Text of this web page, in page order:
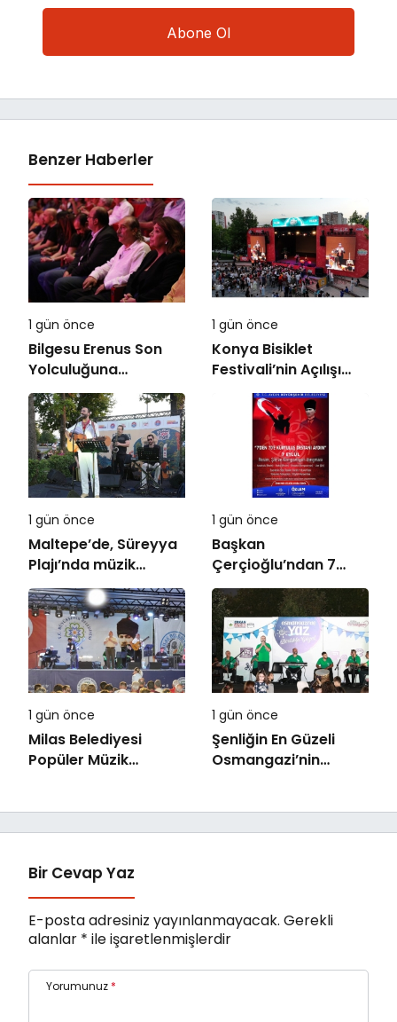
Benzer Haberler
1 gün önce
Bilgesu Erenus Son
Yolculuğuna
Uğurlandı
1 gün önce
Konya Bisiklet
Festivali’nin Açılışı
Coşkuyla Gerçekleşti
1 gün önce
Maltepe’de, Süreyya
Plajı’nda müzik
ziyafeti
1 gün önce
Başkan
Çerçioğlu’ndan 7
Eylül Temalı Ödüllü
Resim, Şiir ve
Kompozisyon
Yarışması
1 gün önce
Milas Belediyesi
Popüler Müzik
1 gün önce
Şenliğin En Güzeli
Osmangazi’nin
Bir Cevap Yaz
E-posta adresiniz yayınlanmayacak. Gerekli
alanlar * ile işaretlenmişlerdir
Yorumunuz *